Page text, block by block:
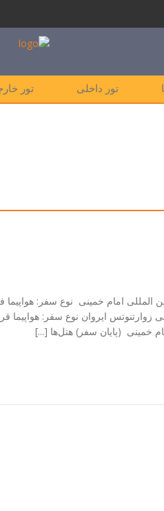
تور تور داخلی
امام خمینی نوع سفر: هواپیما
16:50 مدت پرواز 02:00 فرودگاه بین‌المللی زوارتنوتس ایروان